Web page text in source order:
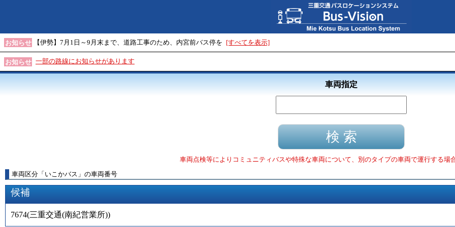
お知らせ 【伊勢】7月1日～9月末まで、道路工事のため、内宮前バス停を [すべてを表示]
お知らせ 一部の路線にお知らせがあります
車両指定
車両点検等によりコミュニティバスや特殊な車両について、別のタイプの車両で運行する場
車両区分 「 いこかバス 」 の車両番号
候補
7674(三重交通(南紀営業所))